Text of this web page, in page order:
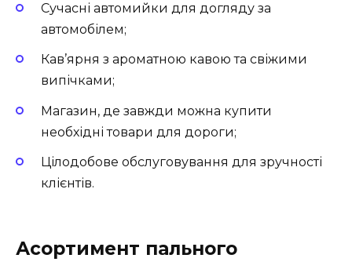
Сучасні автомийки для догляду за
автомобілем;
Кав’ярня з ароматною кавою та свіжими
випічками;
Магазин, де завжди можна купити
необхідні товари для дороги;
Цілодобове обслуговування для зручності
клієнтів.
Асортимент пального